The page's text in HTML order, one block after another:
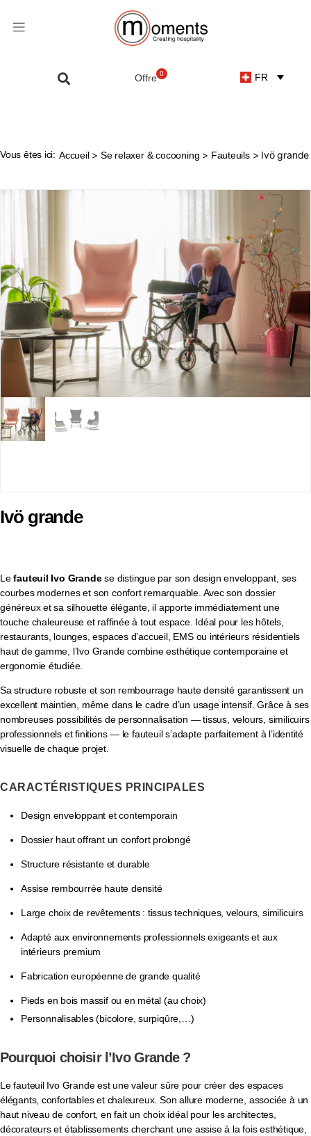
0 FR
Vous êtes ici: Accueil> Se relaxer & cocooning > Fauteuils> Ivö grande
Ivö grande
Lefauteuil Ivo Grandese distingue par son design enveloppant, ses
courbes modernes et son confort remarquable. Avec son dossier
généreux et sa silhouette élégante, il apporte immédiatement une
touche chaleureuse et raffinée à tout espace. Idéal pour les hôtels,
restaurants, lounges, espaces d’accueil, EMS ou intérieurs résidentiels
haut de gamme, l’Ivo Grande combine esthétique contemporaine et
ergonomie étudiée.
Sa structure robuste et son rembourrage haute densité garantissent un
excellent maintien, même dans le cadre d’un usage intensif. Grâce à ses
nombreuses possibilités de personnalisation — tissus, velours, similicuirs
professionnels et finitions — le fauteuil s’adapte parfaitement à l’identité
visuelle de chaque projet.
CARACTÉRISTIQUES PRINCIPALES
Design enveloppant et contemporain
Dossier haut offrant un confort prolongé
Structure résistante et durable
Assise rembourrée haute densité
Large choix de revêtements : tissus techniques, velours, similicuirs
Adapté aux environnements professionnels exigeants et aux
intérieurs premium
Fabrication européenne de grande qualité
Pieds en bois massif ou en métal (au choix)
Personnalisables (bicolore, surpiqûre,…)
Pourquoi choisir l’Ivo Grande ?
Le fauteuil Ivo Grande est une valeur sûre pour créer des espaces
élégants, confortables et chaleureux. Son allure moderne, associée à un
haut niveau de confort, en fait un choix idéal pour les architectes,
décorateurs et établissements cherchant une assise à la fois esthétique,